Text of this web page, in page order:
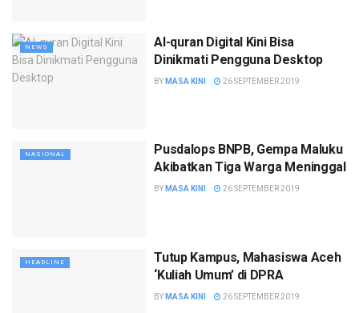
NEWS
Al-quran Digital Kini Bisa
Dinikmati Pengguna Desktop
BY MASA KINI 26 SEPTEMBER 2019
NASIONAL
Pusdalops BNPB, Gempa Maluku
Akibatkan Tiga Warga Meninggal
BY MASA KINI 26 SEPTEMBER 2019
HEADLINE
Tutup Kampus, Mahasiswa Aceh
‘Kuliah Umum’ di DPRA
BY MASA KINI 26 SEPTEMBER 2019